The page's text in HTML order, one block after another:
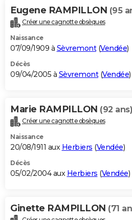
Eugene RAMPILLON (95
Créer une cagnotte obsèques
Naissance
07/09/1909 à Sèvremont(Vendée)
Décès
09/04/2005 à Sèvremont(Vendée)
Marie RAMPILLON (92 ans)
Créer une cagnotte obsèques
Naissance
20/08/1911 aux Herbiers (Vendée)
Décès
05/02/2004 aux Herbiers (Vendée)
Ginette RAMPILLON (71